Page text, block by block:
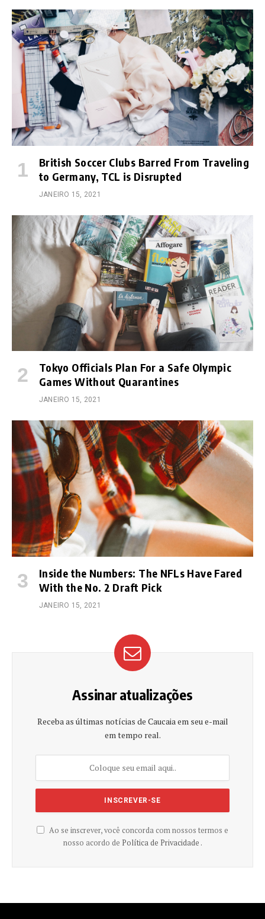
British Soccer Clubs Barred From Traveling
to Germany, TCL is Disrupted
JANEIRO 15, 2021
Tokyo Officials Plan For a Safe Olympic
Games Without Quarantines
JANEIRO 15, 2021
Inside the Numbers: The NFLs Have Fared
With the No. 2 Draft Pick
JANEIRO 15, 2021
Assinar atualizações
Receba as últimas notícias de Caucaia em seu e-mail
em tempo real.
Ao se inscrever, você concorda com nossos termos e
nosso acordo de Política de Privacidade .